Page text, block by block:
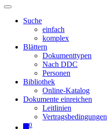
Suche
einfach
komplex
Blättern
Dokumenttypen
Nach DDC
Personen
Bibliothek
Online-Katalog
Dokumente einreichen
Leitlinien
Vertragsbedingungen
0